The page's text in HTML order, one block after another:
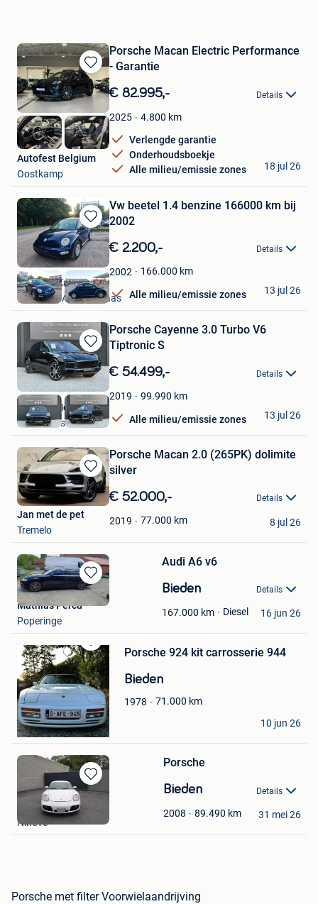
Bewaren
in
Mijn
Favorieten
Porsche Macan Electric Performance
- Garantie
€ 82.995,- Details
2025 4.800 km
Verlengde garantie
Onderhoudsboekje
Alle milieu/emissie zones
Autofest Belgium
Oostkamp
18 jul 26
Bewaren
in
Mijn
Favorieten
Vw beetel 1.4 benzine 166000 km bij
2002
€ 2.200,- Details
2002 166.000 km
Alle milieu/emissie zones
Mehmet Kaya
Mechelen-Aan-De-Maas
13 jul 26
Bewaren
in
Mijn
Favorieten
Porsche Cayenne 3.0 Turbo V6
Tiptronic S
€ 54.499,- Details
2019 99.990 km
Alle milieu/emissie zones
️Phil-ing Motors️
Farciennes
13 jul 26
Bewaren
in
Mijn
Favorieten
Porsche Macan 2.0 (265PK) dolimite
silver
€ 52.000,- Details
2019 77.000 km
Jan met de pet
Tremelo
8 jul 26
Bewaren
Mijn
Audi A6 v6
Bieden Details
167.000 km Diesel
Mathias Percu
Poperinge
16 jun 26
Bewaren
in
Mijn
Favorieten
Porsche 924 kit carrosserie 944
Bieden
1978 71.000 km
PB
Fosses-La-Ville
10 jun 26
Bewaren
in
Mijn
Favorieten
Porsche
Bieden Details
2008 89.490 km
Ninove
31 mei 26
Porsche met filter Voorwielaandrijving